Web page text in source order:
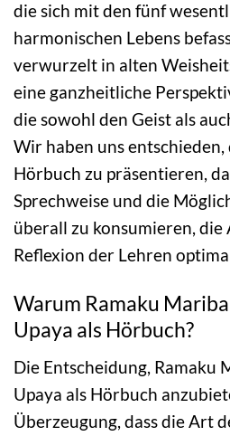
die sich mit den fünf
harmonischen Lebens
verwurzelt in alten
eine ganzheitliche
die sowohl den Geist als
Wir haben uns entschieden,
Hörbuch zu präsentieren,
Sprechweise und die
überall zu konsumieren,
Reflexion der Lehren
Warum Ramaku
Upaya als Hörbuch?
Die Entscheidung, Ramaku
Upaya als Hörbuch
Überzeugung, dass die Art